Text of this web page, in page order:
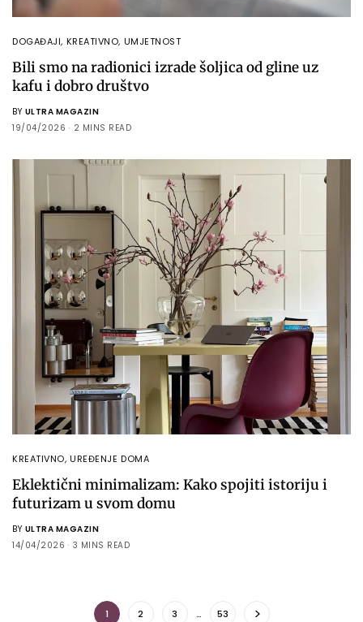
DOGAĐAJI, KREATIVNO, UMJETNOST
Bili smo na radionici izrade šoljica od gline uz
kafu i dobro društvo
BY ULTRA MAGAZIN
19/04/2026
2 MINS READ
KREATIVNO,UREĐENJE DOMA
Eklektični minimalizam: Kako spojiti istoriju i
futurizam u svom domu
BY ULTRA MAGAZIN
14/04/2026
3 MINS READ
1 2 3 … 53